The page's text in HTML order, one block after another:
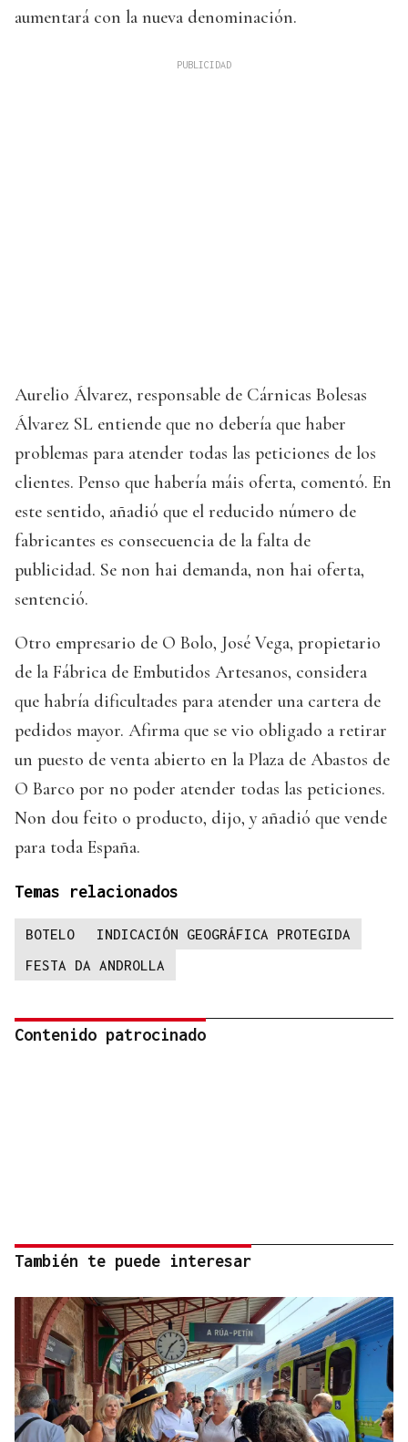
aumentará con la nueva denominación.
Aurelio Álvarez, responsable de Cárnicas Bolesas
Álvarez SL entiende que no debería que haber
problemas para atender todas las peticiones de los
clientes. Penso que habería máis oferta, comentó. En
este sentido, añadió que el reducido número de
fabricantes es consecuencia de la falta de
publicidad. Se non hai demanda, non hai oferta,
sentenció.
Otro empresario de O Bolo, José Vega, propietario
de la Fábrica de Embutidos Artesanos, considera
que habría dificultades para atender una cartera de
pedidos mayor. Afirma que se vio obligado a retirar
un puesto de venta abierto en la Plaza de Abastos de
O Barco por no poder atender todas las peticiones.
Non dou feito o producto, dijo, y añadió que vende
para toda España.
Temas relacionados
BOTELO
INDICACIÓN GEOGRÁFICA PROTEGIDA
FESTA DA ANDROLLA
Contenido patrocinado
También te puede interesar